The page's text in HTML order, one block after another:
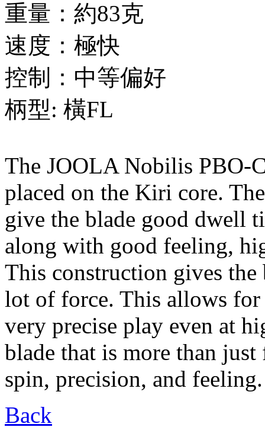
重量：約83克
速度：極快
控制：中等偏好
柄型: 橫FL
The JOOLA Nobilis PBO-
placed on the Kiri core.
give the blade good dwell
along with good feeling,
This construction gives
lot of force. This allows for
very precise play even at
blade that is more than
spin, precision, and feeling.
Back